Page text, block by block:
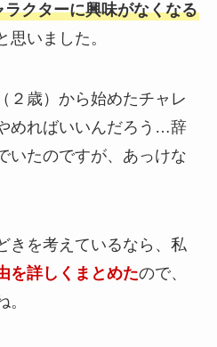
クターに興味がなくなる
いました。
２歳）から始めたチャレ
めればいいんだろう…辞
いたのですが、あっけな
きを考えているなら、私
を詳しくまとめたので、